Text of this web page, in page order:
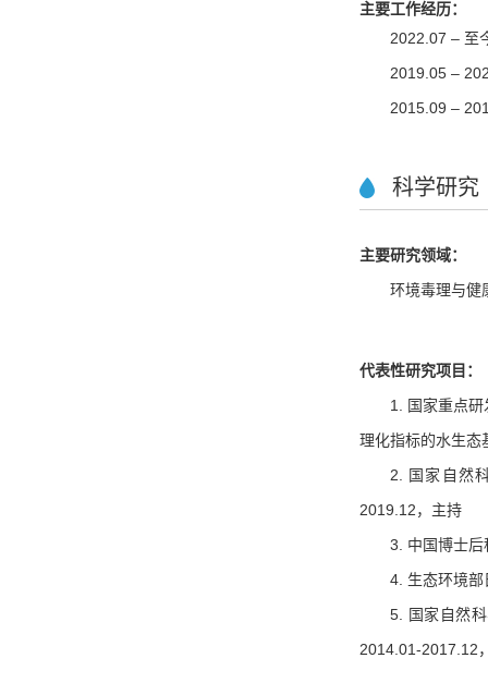
主要工作经历：
2022.07 – 至
2019.05 –
2015.09 –
科学研究
主要研究领域：
环境毒理与健
代表性研究项目：
1.
国家重点
理化指标的水生
2. 国家自然
2019.12，主持
3. 中国博士
4. 生态环境
5. 国家自然
2014.01-2017.12